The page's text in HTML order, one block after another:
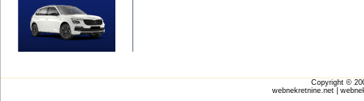
Copyright ©
webnekretnine.net |